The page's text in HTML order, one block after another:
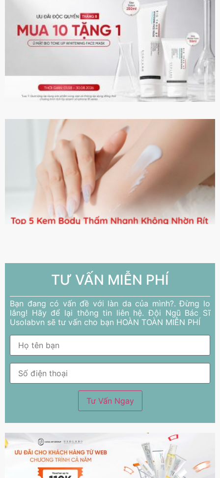
TƯ VẤN MIỄN PHÍ
Bạn đang có vấn đề với làn da của mình?. Đừng lo
lắng! Hãy để lại thông tin liên hệ. Đội Ngũ Bác Sĩ
Usolabvn sẽ tư vấn cho bạn HOÀN TOÀN MIỄN PHÍ